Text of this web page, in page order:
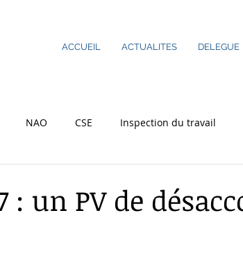
ACCUEIL ACTUALITES DELEGUE
NAO CSE Inspection du travail
Heures
: un PV de